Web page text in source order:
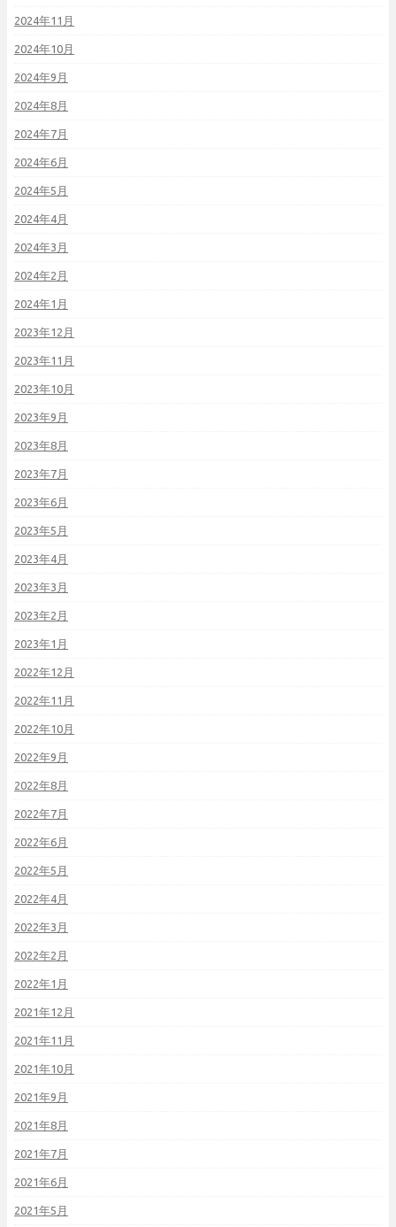
2024年11月
2024年10月
2024年9月
2024年8月
2024年7月
2024年6月
2024年5月
2024年4月
2024年3月
2024年2月
2024年1月
2023年12月
2023年11月
2023年10月
2023年9月
2023年8月
2023年7月
2023年6月
2023年5月
2023年4月
2023年3月
2023年2月
2023年1月
2022年12月
2022年11月
2022年10月
2022年9月
2022年8月
2022年7月
2022年6月
2022年5月
2022年4月
2022年3月
2022年2月
2022年1月
2021年12月
2021年11月
2021年10月
2021年9月
2021年8月
2021年7月
2021年6月
2021年5月